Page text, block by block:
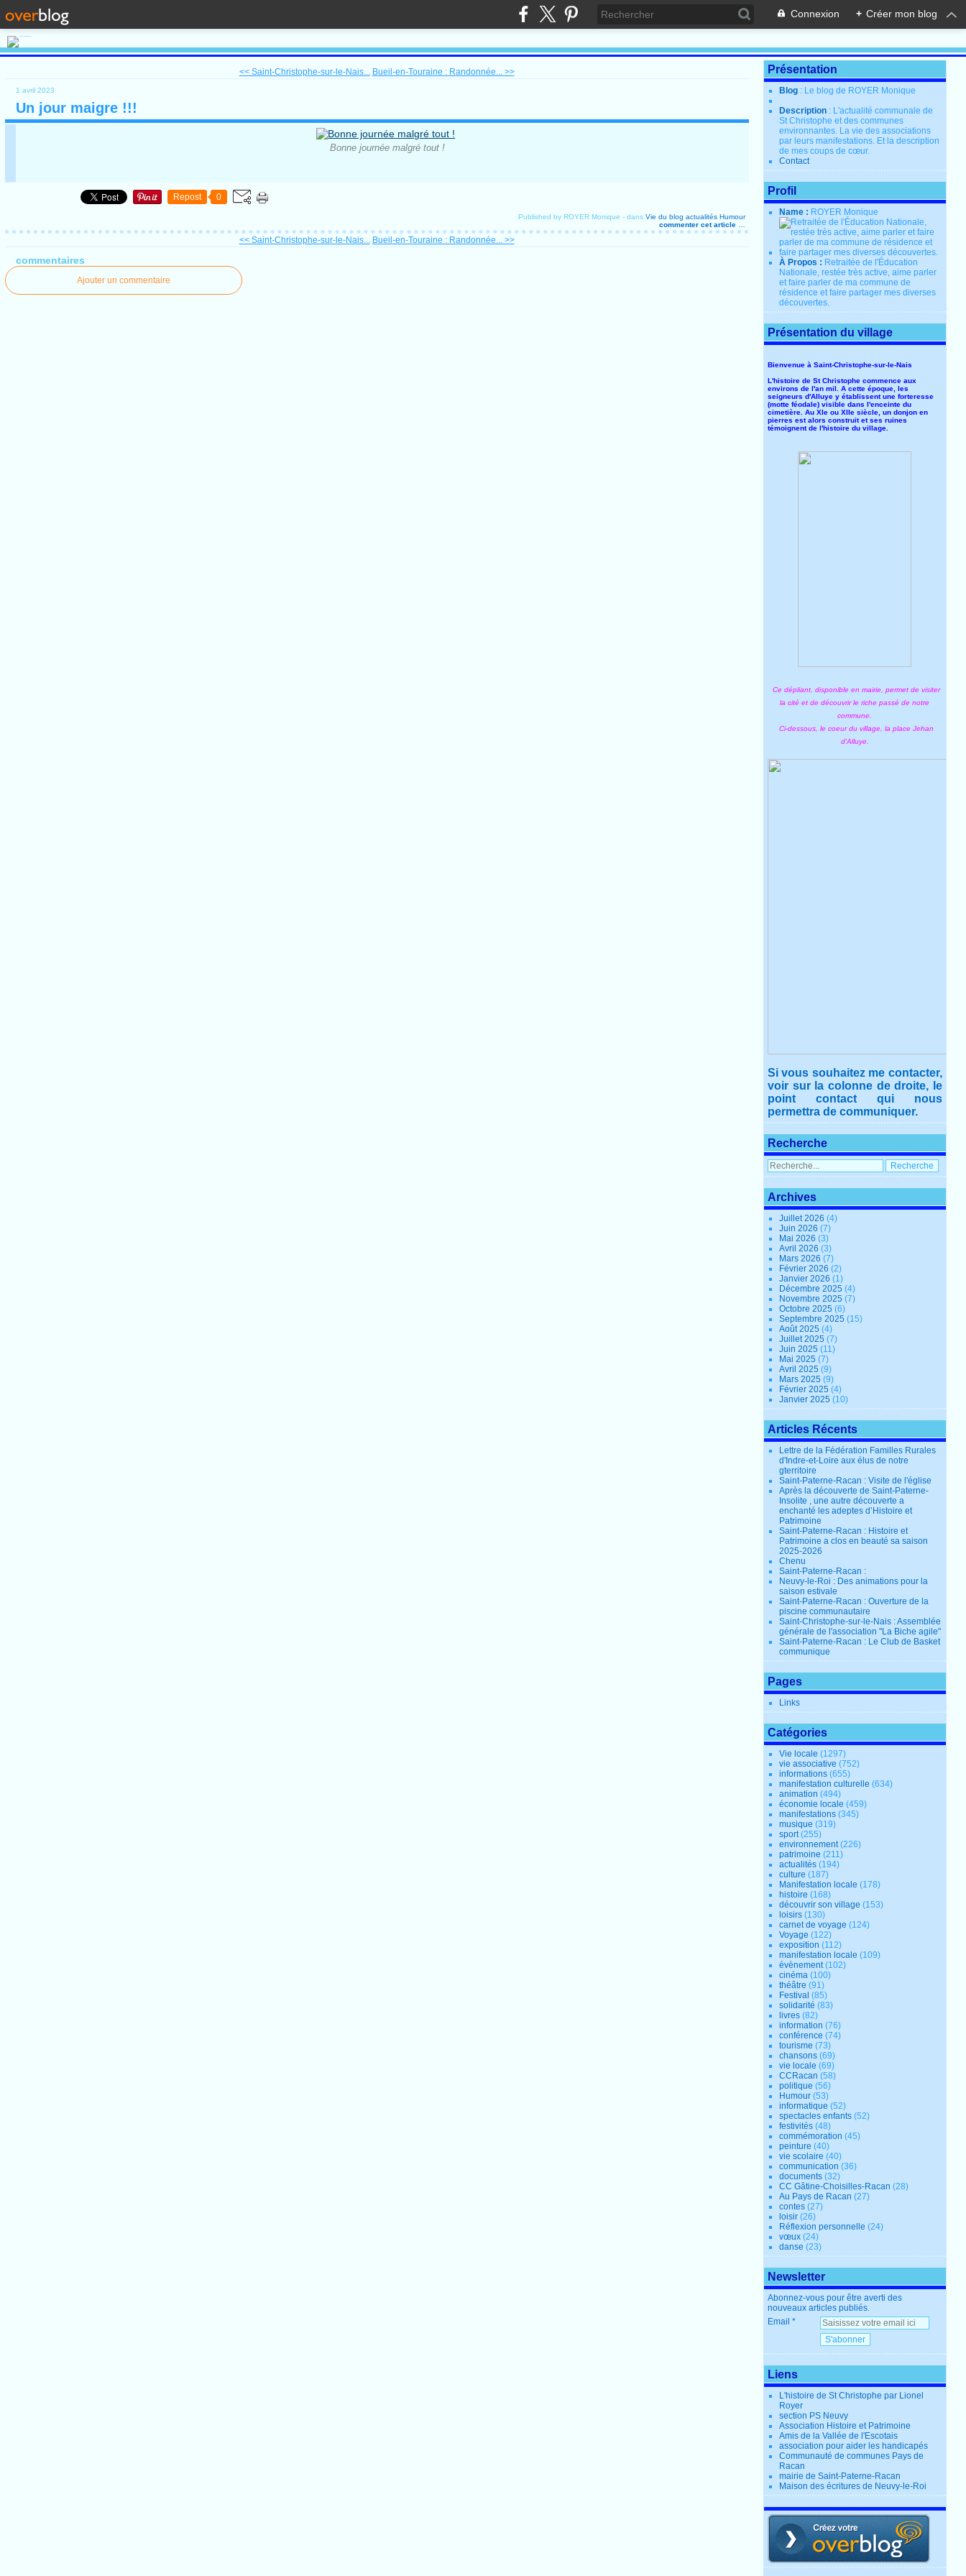
Connexion + Créer mon blog
<< Saint-Christophe-sur-le-Nais... Bueil-en-Touraine : Randonnée... >>
1 avril 2023
Un jour maigre !!!
Bonne journée malgré tout !
Repost 0
Published by ROYER Monique -dans Vie du blog actualités Humour
commenter cet article
<< Saint-Christophe-sur-le-Nais... Bueil-en-Touraine : Randonnée... >>
commentaires
Ajouter un commentaire
Présentation
Blog : Le blog de ROYER Monique
Description : L'actualité communale de
St Christophe et des communes
environnantes. La vie des associations
par leurs manifestations. Et la description
de mes coups de cœur.
Contact
Profil
Name : ROYER Monique
À Propos : Retraitée de l'Éducation
Nationale, restée très active, aime parler
et faire parler de ma commune de
résidence et faire partager mes diverses
découvertes.
Présentation du village
Bienvenue à Saint-Christophe-sur-le-Nais
L'histoire de St Christophe commence aux
environs de l'an mil. A cette époque, les
seigneurs d'Alluye y établissent une forteresse
(motte féodale) visible dans l'enceinte du
cimetière. Au XIe ou XIIe siècle, un donjon en
pierres est alors construit et ses ruines
témoignent de l'histoire du village.
Ce dépliant, disponible en mairie, permet de visiter
la cité et de découvrir le riche passé de notre
commune.
Ci-dessous, le coeur du village, la place Jehan
d'Alluye.
Si vous souhaitez me contacter,
voir sur la colonne de droite, le
point contact qui nous
permettra de communiquer.
Recherche
Archives
Juillet 2026(4)
Juin 2026(7)
Mai 2026(3)
Avril 2026(3)
Mars 2026(7)
Février 2026(2)
Janvier 2026(1)
Décembre 2025(4)
Novembre 2025(7)
Octobre 2025(6)
Septembre 2025(15)
Août 2025(4)
Juillet 2025(7)
Juin 2025(11)
Mai 2025(7)
Avril 2025(9)
Mars 2025(9)
Février 2025(4)
Janvier 2025(10)
Articles Récents
Lettre de la Fédération Familles Rurales
d'Indre-et-Loire aux élus de notre
gterritoire
Saint-Paterne-Racan : Visite de l'église
Après la découverte de Saint-Paterne-
Insolite , une autre découverte a
enchanté les adeptes d’Histoire et
Patrimoine
Saint-Paterne-Racan : Histoire et
Patrimoine a clos en beauté sa saison
2025-2026
Chenu
Saint-Paterne-Racan :
Neuvy-le-Roi : Des animations pour la
saison estivale
Saint-Paterne-Racan : Ouverture de la
piscine communautaire
Saint-Christophe-sur-le-Nais : Assemblée
générale de l'association "La Biche agile"
Saint-Paterne-Racan : Le Club de Basket
communique
Pages
Links
Catégories
Vie locale (1297)
vie associative (752)
informations (655)
manifestation culturelle (634)
animation (494)
économie locale (459)
manifestations (345)
musique (319)
sport(255)
environnement(226)
patrimoine (211)
actualités (194)
culture (187)
Manifestation locale (178)
histoire (168)
découvrir son village (153)
loisirs (130)
carnet de voyage (124)
Voyage (122)
exposition (112)
manifestation locale (109)
évènement(102)
cinéma (100)
théâtre (91)
Festival (85)
solidarité (83)
livres (82)
information (76)
conférence (74)
tourisme (73)
chansons (69)
vie locale (69)
CCRacan (58)
politique (56)
Humour (53)
informatique (52)
spectacles enfants (52)
festivités (48)
commémoration (45)
peinture (40)
vie scolaire (40)
communication (36)
documents (32)
CC Gâtine-Choisilles-Racan (28)
Au Pays de Racan (27)
contes (27)
loisir (26)
Réflexion personnelle (24)
vœux (24)
danse (23)
Newsletter
Abonnez-vous pour être averti des
nouveaux articles publiés.
Email
Liens
L'histoire de St Christophe par Lionel
Royer
section PS Neuvy
Association Histoire et Patrimoine
Amis de la Vallée de l'Escotais
association pour aider les handicapés
Communauté de communes Pays de
Racan
mairie de Saint-Paterne-Racan
Maison des écritures de Neuvy-le-Roi